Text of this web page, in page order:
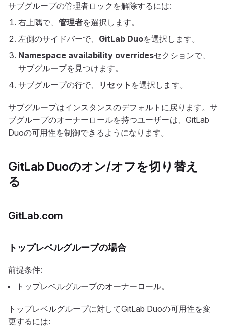
サブグループの管理者ロックを解除するには:
右上隅で、 管理者を選択します。
左側のサイドバーで、 GitLab Duoを選択します。
Namespace availability overridesセクションで、
サブグループを見つけます。
サブグループの行で、
リセット を選択します。
サブグループはインスタンスのデフォルトに戻ります。サ
ブグループのオーナーロールを持つユーザーは、GitLab
Duoの可用性を制御できるようになります。
GitLab Duoのオン/オフを切り替え
る
GitLab.com
トップレベルグループの場合
前提条件:
トップレベルグループのオーナーロール。
トップレベルグループに対してGitLab Duoの可用性を変
更するには: